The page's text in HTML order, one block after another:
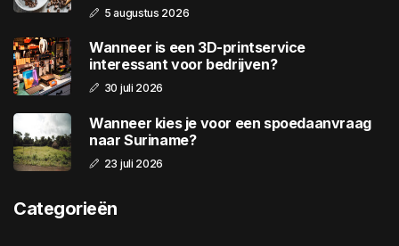
5 augustus 2026
Wanneer is een 3D-printservice
interessant voor bedrijven?
30 juli 2026
Wanneer kies je voor een spoedaanvraag
naar Suriname?
23 juli 2026
Categorieën